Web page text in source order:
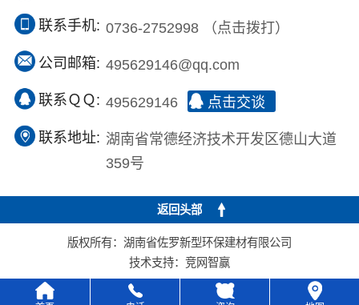
联系手机: 0736-2752998（点击拨打）
公司邮箱: 495629146@qq.com
联系ＱＱ: 495629146 点击交谈
联系地址: 湖南省常德经济技术开发区德山大道
359号
返回头部
版权所有：湖南省佐罗新型环保建材有限公司
技术支持： 竞网智赢